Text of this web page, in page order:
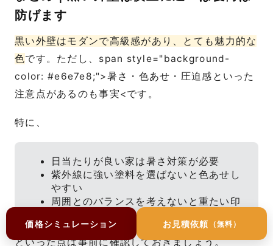
防げます
黒い外壁はモダンで高級感があり、とても魅力的な
色です。ただし、span style="background-
color: #e6e7e8;">暑さ・色あせ・圧迫感といった
注意点があるのも事実<です。
特に、
日当たりが良い家は暑さ対策が必要
紫外線に強い塗料を選ばないと色あせし
やすい
周囲とのバランスを考えないと重たい印
といった点は事前に確認しておきましょう。
価格シミュレーション お見積依頼 （無料）